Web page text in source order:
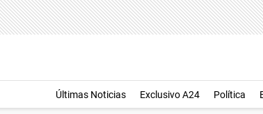
Últimas Noticias Exclusivo A24 Política